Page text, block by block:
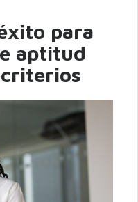
para
aptitud